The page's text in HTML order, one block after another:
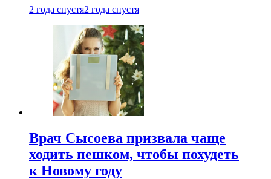
2 года спустя2 года спустя
Врач Сысоева призвала чаще
ходить пешком, чтобы похудеть
к Новому году